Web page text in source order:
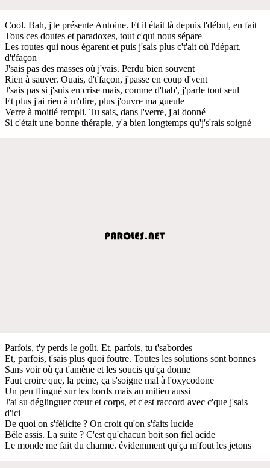
Cool. Bah, j'te présente Antoine. Et il était là depuis l'début, en fait
Tous ces doutes et paradoxes, tout c'qui nous sépare
Les routes qui nous égarent et puis j'sais plus c't'ait où l'départ,
d't'façon
J'sais pas des masses où j'vais. Perdu bien souvent
Rien à sauver. Ouais, d't'façon, j'passe en coup d'vent
J'sais pas si j'suis en crise mais, comme d'hab', j'parle tout seul
Et plus j'ai rien à m'dire, plus j'ouvre ma gueule
Verre à moitié rempli. Tu sais, dans l'verre, j'ai donné
Si c'était une bonne thérapie, y'a bien longtemps qu'j's'rais soigné
Parfois, t'y perds le goût. Et, parfois, tu t'sabordes
Et, parfois, t'sais plus quoi foutre. Toutes les solutions sont bonnes
Sans voir où ça t'amène et les soucis qu'ça donne
Faut croire que, la peine, ça s'soigne mal à l'oxycodone
Un peu flingué sur les bords mais au milieu aussi
J'ai su déglinguer cœur et corps, et c'est raccord avec c'que j'sais
d'ici
De quoi on s'félicite ? On croit qu'on s'faits lucide
Bêle assis. La suite ? C'est qu'chacun boit son fiel acide
Le monde me fait du charme. évidemment qu'ça m'fout les jetons